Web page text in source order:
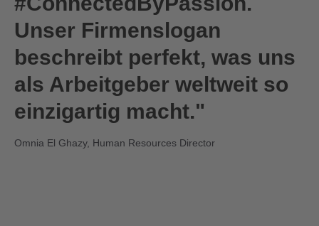
Unser Firmenslogan
beschreibt perfekt, was uns
als Arbeitgeber weltweit so
einzigartig macht."
Omnia El Ghazy, Human Resources Director